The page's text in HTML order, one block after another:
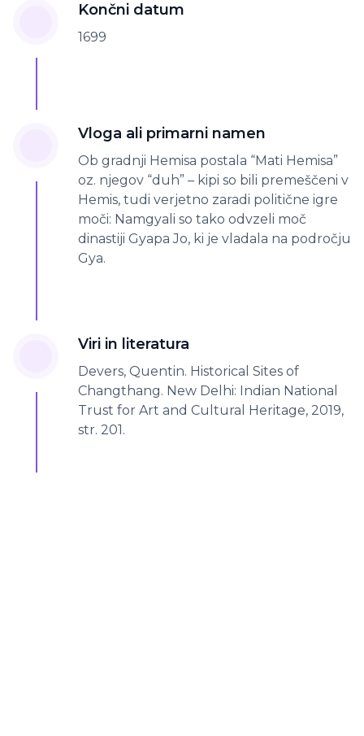
Končni datum
1699
Vloga ali primarni namen
Ob gradnji Hemisa postala “Mati Hemisa”
oz. njegov “duh” – kipi so bili premeščeni v
Hemis, tudi verjetno zaradi politične igre
moči: Namgyali so tako odvzeli moč
dinastiji Gyapa Jo, ki je vladala na področju
Gya.
Viri in literatura
Devers, Quentin. Historical Sites of
Changthang. New Delhi: Indian National
Trust for Art and Cultural Heritage, 2019,
str. 201.